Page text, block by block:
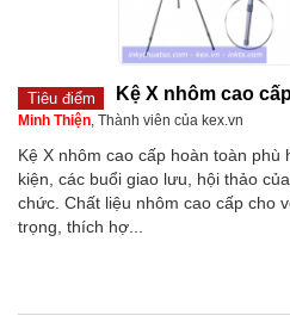
Tiêu điểm Kệ X nhôm cao
Minh Thiện, Thành viên của kex.vn
Kệ X nhôm cao cấp hoàn toàn
kiện, các buổi giao lưu, hội thảo
chức. Chất liệu nhôm cao cấp cho
trọng, thích hợ...